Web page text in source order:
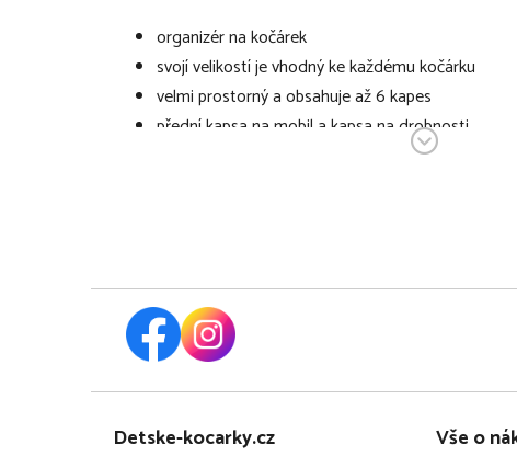
organizér na kočárek
svojí velikostí je vhodný ke každému kočárku
velmi prostorný a obsahuje až 6 kapes
přední kapsa na mobil a kapsa na drobnosti
v zadní části organizéru se nachází větší
materiál: 5% Polyetylen + 5% Polypropylen +
Detske-kocarky.cz Vše o